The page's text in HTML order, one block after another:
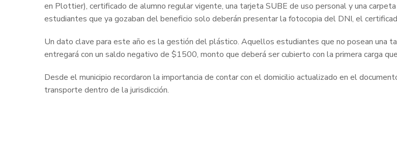
en Plottier), certificado de alumno regular vigente, una tarjeta SUBE de uso personal y una
estudiantes que ya gozaban del beneficio solo deberán presentar la fotocopia del DNI, el
Un dato clave para este año es la gestión del plástico. Aquellos estudiantes que no posean una
entregará con un saldo negativo de $1500, monto que deberá ser cubierto con la primera carga
Desde el municipio recordaron la importancia de contar con el domicilio actualizado en el
transporte dentro de la jurisdicción.